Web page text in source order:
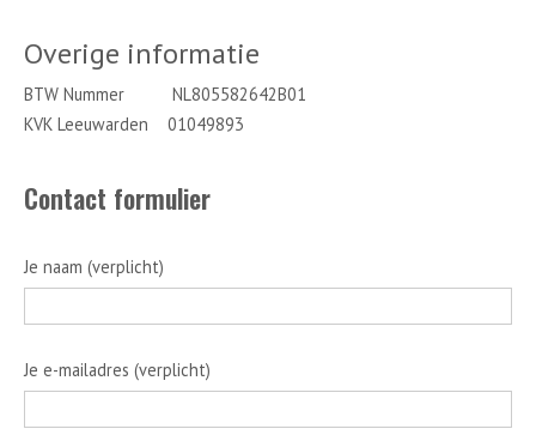
Overige informatie
BTW Nummer NL805582642B01
KVK Leeuwarden 01049893
Contact formulier
Je naam (verplicht)
Je e-mailadres (verplicht)